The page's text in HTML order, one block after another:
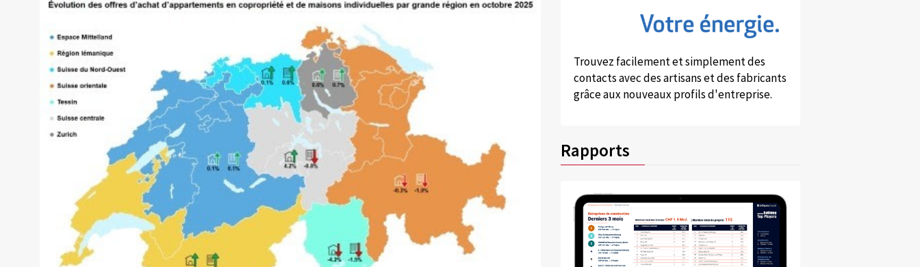
Trouvez facilement et simplement des
contacts avec des artisans et des fabricants
grâce aux nouveaux profils d'entreprise.
Rapports